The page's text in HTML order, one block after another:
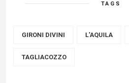
TAGS
GIRONI DIVINI L'AQUILA
TAGLIACOZZO